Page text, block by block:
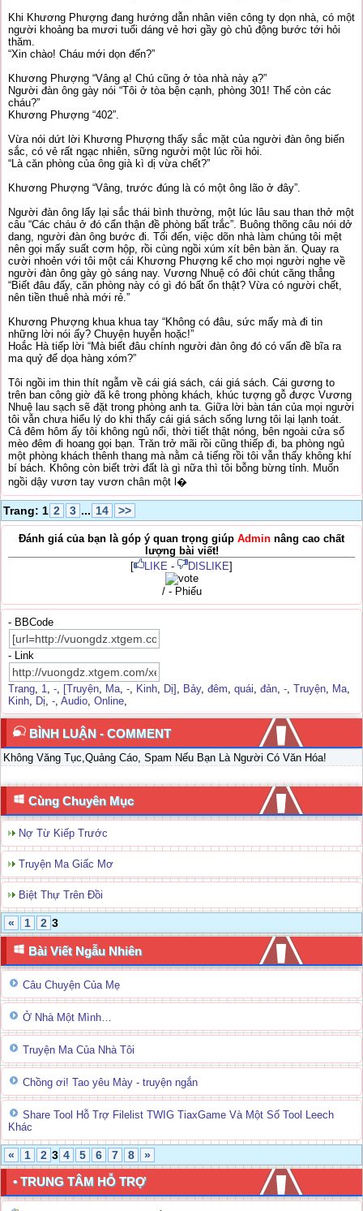
Khi Khương Phượng đang hướng dẫn nhân viên công ty dọn nhà, có một
người khoảng ba mươi tuổi dáng vẻ hơi gầy gò chủ động bước tới hỏi
thăm.
“Xin chào! Cháu mới dọn đến?”
Khương Phượng “Vâng ạ! Chú cũng ở tòa nhà này ạ?”
Người đàn ông gày nói “Tôi ở tòa bện cạnh, phòng 301! Thế còn các
cháu?”
Khương Phượng “402”.
Vừa nói dứt lời Khương Phượng thấy sắc mặt của người đàn ông biến
sắc, có vẻ rất ngạc nhiên, sững người một lúc rồi hỏi.
“Là căn phòng của ông già kì dị vừa chết?”
Khương Phượng “Vâng, trước đúng là có một ông lão ở đây”.
Người đàn ông lấy lại sắc thái bình thường, một lúc lâu sau than thở một
câu “Các cháu ở đó cẩn thận đề phòng bất trắc”. Buông thõng câu nói dở
dang, người đàn ông bước đi. Tối đến, việc dõn nhà làm chúng tôi mệt
nên gọi mấy suất cơm hộp, rồi cùng ngồi xúm xít bên bàn ăn. Quay ra
cười nhoẻn với tôi một cái Khương Phượng kể cho mọi người nghe về
người đàn ông gày gò sáng nay. Vương Nhuệ có đôi chút căng thẳng
“Biết đâu đấy, căn phòng này có gì đó bất ổn thật? Vừa có người chết,
nên tiền thuê nhà mới rẻ.”
Khương Phượng khua khua tay “Không có đâu, sức mấy mà đi tin
những lời nói ấy? Chuyện huyễn hoặc!”
Hoắc Hà tiếp lời “Mà biết đâu chính người đàn ông đó có vấn đề bĩa ra
ma quỷ để dọa hàng xóm?”
Tôi ngồi im thin thít ngẫm về cái giá sách, cái giá sách. Cái gương to
trên ban công giờ đã kê trong phòng khách, khúc tượng gỗ được Vương
Nhuệ lau sạch sẽ đặt trong phòng anh ta. Giữa lời bàn tán của mọi người
tôi vẫn chưa hiểu lý do khi thấy cái giá sách sống lưng tôi lại lạnh toát.
Cả đêm hôm ấy tôi không ngủ nổi, thời tiết thật nóng, bên ngoài cửa sổ
mèo đêm đi hoang gọi bạn. Trăn trở mãi rồi cũng thiếp đi, ba phòng ngủ
một phòng khách thênh thang mà nằm cả tiếng rồi tôi vẫn thấy không khí
bí bách. Không còn biết trời đất là gì nữa thì tôi bỗng bừng tỉnh. Muốn
ngồi dậy vươn tay vươn chân một l�
Trang: 1 2 3 ... 14 >>
Đánh giá của bạn là góp ý quan trọng giúp Admin nâng cao chất
lượng bài viết!
[
LIKE - DISLIKE]
/ - Phiếu
- BBCode
- Link
Trang, 1, -, [Truyện, Ma, -, Kinh, Dị] , Bảy, đêm, quái, đản, -, Truyện, Ma,
Kinh, Dị, -, Audio, Online,
BÌNH LUẬN - COMMENT
Không Văng Tục,Quảng Cáo, Spam Nếu Bạn Là Người Có Văn Hóa!
Cùng Chuyên Mục
Nợ Từ Kiếp Trước
Truyện Ma Giấc Mơ
Biệt Thự Trên Đồi
« 1 2 3
Bài Viết Ngẫu Nhiên
Câu Chuyện Của Mẹ
Ở Nhà Một Mình…
Truyện Ma Của Nhà Tôi
Chồng ơi! Tao yêu Mày - truyện ngắn
Share Tool Hỗ Trợ Filelist TWIG TiaxGame Và Một Số Tool Leech
Khác
« 1 2 3 4 5 6 7 8 »
• TRUNG TÂM HỖ TRỢ